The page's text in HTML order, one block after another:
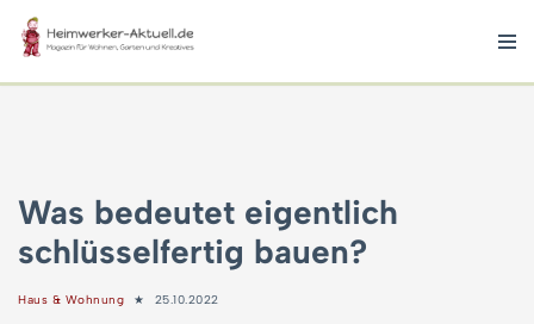
Zum
Inhalt
Was bedeutet eigentlich
schlüsselfertig bauen?
Haus & Wohnung 25.10.2022